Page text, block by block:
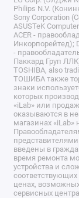
Philips N.V.
Sony Corporation
ASUSTeK
ACER -
Инкорпорейтед);
-
Паккард Груп
TOSHIBA, also
ТОШИБА также
знаки
которых
«iLab» или
оказываются в
магазинах
введены в
время ремонта
устройства и
ценах,
сервисных